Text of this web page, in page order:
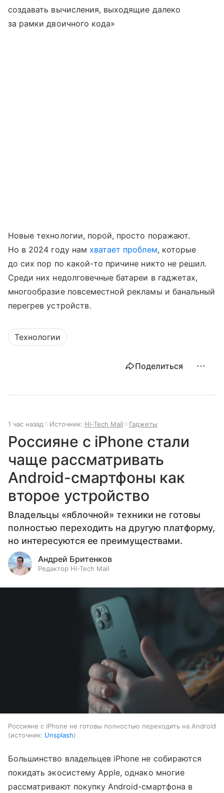
создавать вычисления, выходящие далеко
за рамки двоичного кода»
Новые технологии, порой, просто поражают.
Но в 2024 году нам хватает проблем, которые
до сих пор по какой-то причине никто не решил.
Среди них недолговечные батареи в гаджетах,
многообразие повсеместной рекламы и банальный
перегрев устройств.
Технологии
Поделиться
1 час назад Источник: Hi-Tech Mail Гаджеты
Россияне с iPhone стали
чаще рассматривать
Android-смартфоны как
второе устройство
Владельцы «яблочной» техники не готовы
полностью переходить на другую платформу,
но интересуются ее преимуществами.
Андрей Бритенков
Редактор Hi-Tech Mail
Россияне с iPhone не готовы полностью переходить на Android
источник: Unsplash
Большинство владельцев iPhone не собираются
покидать экосистему Apple, однако многие
рассматривают покупку Android-смартфона в